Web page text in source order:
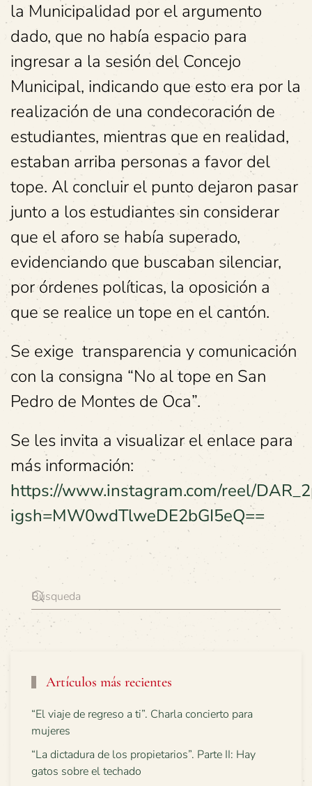
la Municipalidad por el argumento
dado, que no había espacio para
ingresar a la sesión del Concejo
Municipal, indicando que esto era por la
realización de una condecoración de
estudiantes, mientras que en realidad,
estaban arriba personas a favor del
tope. Al concluir el punto dejaron pasar
junto a los estudiantes sin considerar
que el aforo se había superado,
evidenciando que buscaban silenciar,
por órdenes políticas, la oposición a
que se realice un tope en el cantón.
Se exige transparencia y comunicación
con la consigna “No al tope en San
Pedro de Montes de Oca”.
Se les invita a visualizar el enlace para
más información:
https://www.instagram.com/reel/
igsh=MW0wdTlweDE2bGI5eQ==
Artículos más recientes
“El viaje de regreso a ti”. Charla concierto para
mujeres
“La dictadura de los propietarios”. Parte II: Hay
gatos sobre el techado